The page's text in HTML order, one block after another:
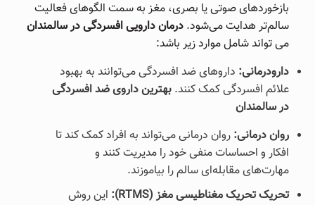
بازخوردهای صوتی یا بصری، مغز به سمت الگوهای فعالیت
سالم‌تر هدایت می‌شود. درمان دارویی افسردگی در سالمندان
می تواند شامل موارد زیر باشد:
دارودرمانی: داروهای ضد افسردگی می‌توانند به بهبود
علائم افسردگی کمک کنند. بهترین داروی ضد افسردگی
در سالمندان
روان درمانی: روان درمانی می‌تواند به افراد کمک کند تا
افکار و احساسات منفی خود را مدیریت کنند و
مهارت‌های مقابله‌ای سالم را بیاموزند.
تحریکتحریک مغناطیسی مغز (RTMS
): این روش